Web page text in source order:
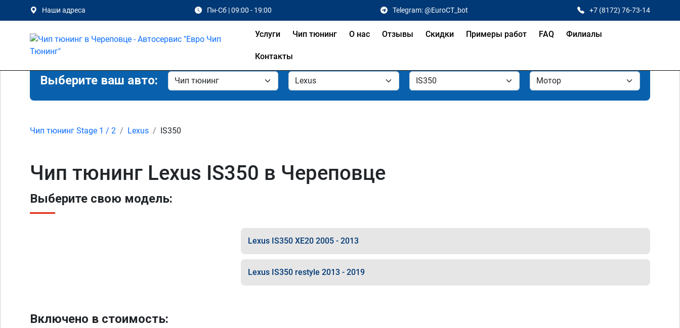
Наши адреса Пн-Сб | 09:00 - 19:00 Telegram: @EuroCT_bot +7 (8172) 76-73-14
Услуги Чип тюнинг О нас Отзывы Скидки Примеры работ FAQ Филиалы
Контакты
Выберите ваш авто:
Чип тюнинг Stage 1 / 2 Lexus IS350
Чип тюнинг Lexus IS350 в Череповце
Выберите свою модель:
Lexus IS350 XE20 2005 - 2013
Lexus IS350 restyle 2013 - 2019
Включено в стоимость: